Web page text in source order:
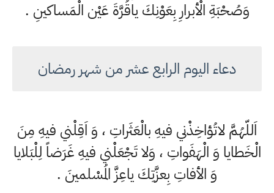
وَصُحْبَةِ الْأبرارِ بِعَوْنِكَ ياقُرَّةَ عَيْن الْمَساكينِ .
دعاء اليوم الرابع عشر من شهر رمضان
اَللّهُمَّ لاتُؤاخِذْني فيهِ بالْعَثَراتِ ، وَ اَقِلْني فيهِ مِنَ
الْخَطايا وَ الْهَفَواتِ ، وَلا تَجْعَلْني فيهِ غَرَضاً لِلْبَلايا
وَ الأفاتِ بِعزَّتِكَ ياعِزَّ المُسْلمينَ .